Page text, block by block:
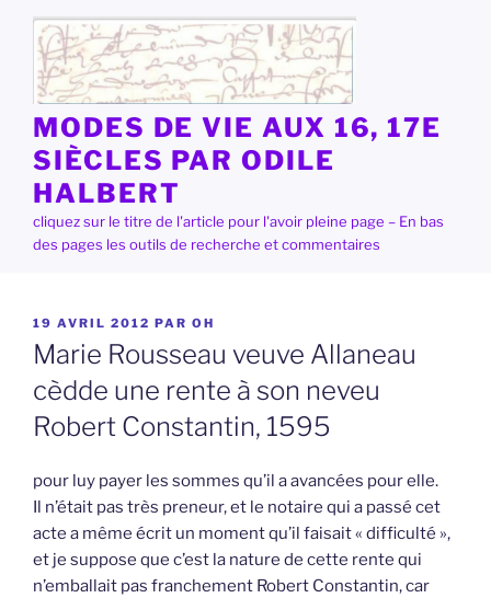
contenu
principal
MODES DE VIE AUX 16, 17E
SIÈCLES PAR ODILE
HALBERT
cliquez sur le titre de l'article pour l'avoir pleine page – En bas
des pages les outils de recherche et commentaires
PUBLIÉ
LE
19 AVRIL 2012 PAR OH
Marie Rousseau veuve Allaneau
cèdde une rente à son neveu
Robert Constantin, 1595
pour luy payer les sommes qu’il a avancées pour elle.
Il n’était pas très preneur, et le notaire qui a passé cet
acte a même écrit un moment qu’il faisait « difficulté »,
et je suppose que c’est la nature de cette rente qui
n’emballait pas franchement Robert Constantin, car